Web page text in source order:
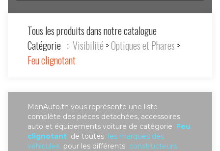
Tous les produits dans notre catalogue
Catégorie : Visibilité >Optiques et Phares >
Feu clignotant
MonAuto.tn vous représente une liste
complète des piéces detachées, accessoires
auto et équipements voiture de catégorie Feu
clignotant de toutes les marques des
véhicules pour les différents constructeurs